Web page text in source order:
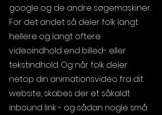
google og de andre søgemaskiner.
For det andet så deler folk langt
hellere og langt oftere
videoindhold end billed- eller
tekstindhold. Og når folk deler
netop din animationsvideo fra dit
website, skabes der et såkaldt
inbound link - og sådan nogle små